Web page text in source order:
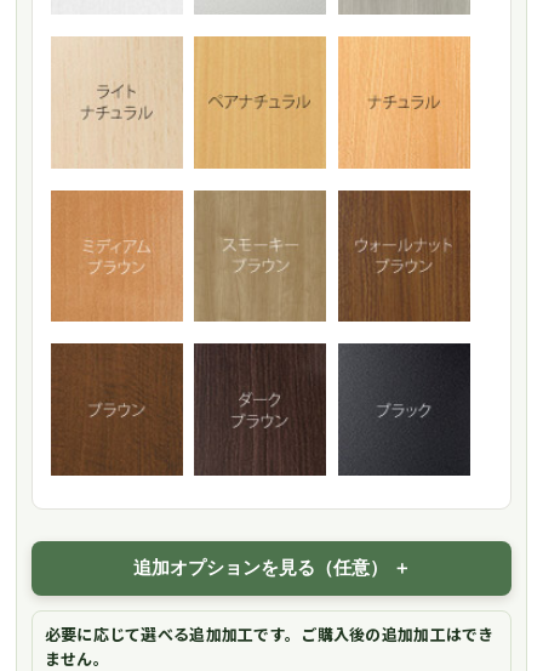
追加オプションを見る（任意）
必要に応じて選べる追加加工です。ご購入後の追加加工はでき
ません。